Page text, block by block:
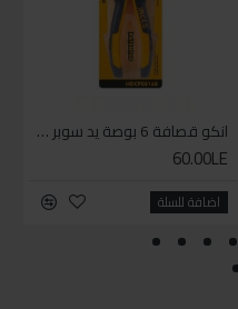
انكو قصافة 6 بوصة يد سوبر وان
60.00LE
اضافة للسلة